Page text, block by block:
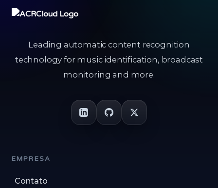
Leading automatic content recognition
technology for music identification, broadcast
monitoring and more.
EMPRESA
Contato